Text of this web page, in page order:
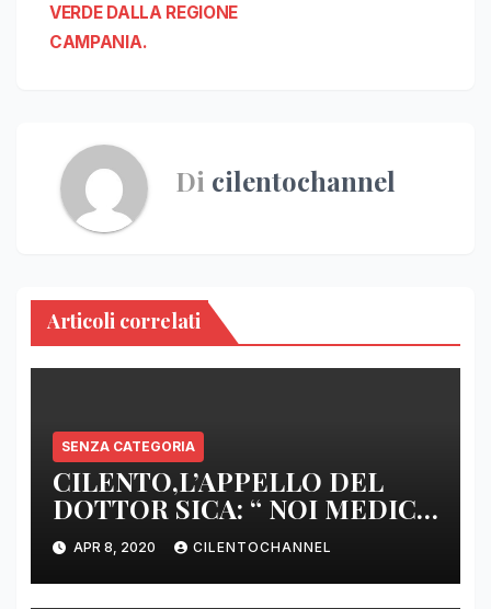
VERDE DALLA REGIONE
CAMPANIA.
Di cilentochannel
Articoli correlati
SENZA CATEGORIA
CILENTO,L’APPELLO DEL
DOTTOR SICA: “ NOI MEDICI
DI BASE SIAMO SENZA ARMI
E SENZA PRESIDI”
APR 8, 2020 CILENTOCHANNEL